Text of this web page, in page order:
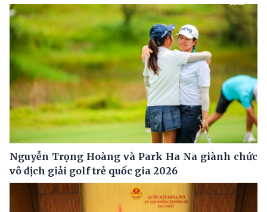
Nguyễn Trọng Hoàng và Park Ha Na giành chức
vô địch giải golf trẻ quốc gia 2026